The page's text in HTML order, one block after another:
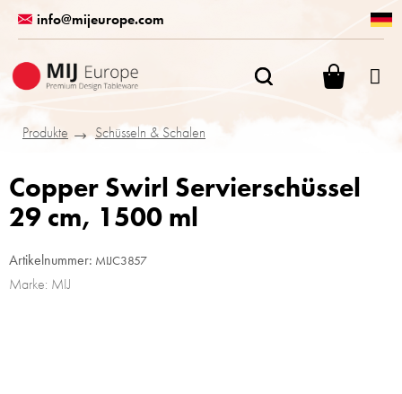
Inhalt
springen
info@mijeurope.com
Produkte Schüsseln & Schalen
Copper Swirl Servierschüssel
29 cm, 1500 ml
Artikelnummer: MIJC3857
Marke: MIJ